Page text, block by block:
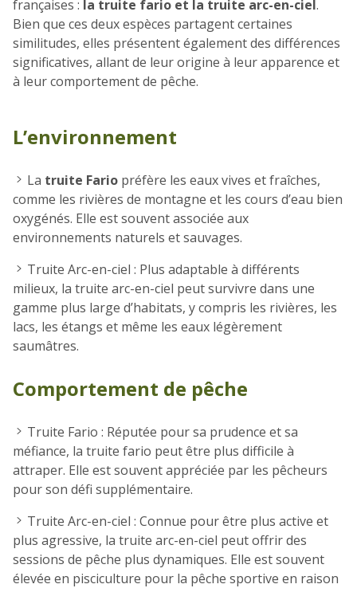
françaises : la truite fario et la truite arc-en-ciel .
Bien que ces deux espèces partagent certaines
similitudes, elles présentent également des différences
significatives, allant de leur origine à leur apparence et
à leur comportement de pêche.
L’environnement
La truite Fario préfère les eaux vives et fraîches,
comme les rivières de montagne et les cours d’eau bien
oxygénés. Elle est souvent associée aux
environnements naturels et sauvages.
Truite Arc-en-ciel : Plus adaptable à différents
milieux, la truite arc-en-ciel peut survivre dans une
gamme plus large d’habitats, y compris les rivières, les
lacs, les étangs et même les eaux légèrement
saumâtres.
Comportement de pêche
Truite Fario : Réputée pour sa prudence et sa
méfiance, la truite fario peut être plus difficile à
attraper. Elle est souvent appréciée par les pêcheurs
pour son défi supplémentaire.
Truite Arc-en-ciel : Connue pour être plus active et
plus agressive, la truite arc-en-ciel peut offrir des
sessions de pêche plus dynamiques. Elle est souvent
élevée en pisciculture pour la pêche sportive en raison